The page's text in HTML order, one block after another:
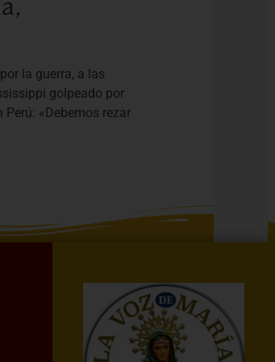
la guerra, a las
golpeado por
«Debemos rezar